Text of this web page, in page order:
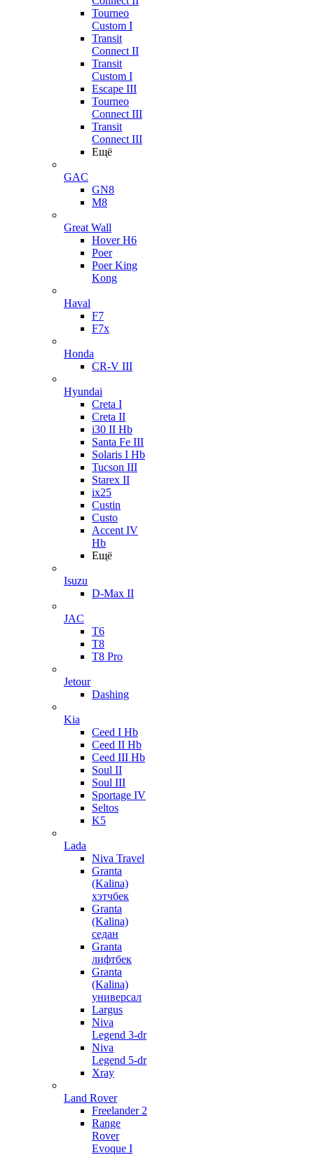
Tourneo
Custom I
Transit
Connect II
Transit
Custom I
Escape III
Tourneo
Connect III
Transit
Connect III
Ещё
GAC
GN8
M8
Great Wall
Hover H6
Poer
Poer King
Kong
Haval
F7
F7x
Honda
CR-V III
Hyundai
Creta I
Creta II
i30 II Hb
Santa Fe III
Solaris I Hb
Tucson III
Starex II
ix25
Custin
Custo
Accent IV
Hb
Ещё
Isuzu
D-Max II
JAC
T6
T8
T8 Pro
Jetour
Dashing
Kia
Ceed I Hb
Ceed II Hb
Ceed III Hb
Soul II
Soul III
Sportage IV
Seltos
K5
Lada
Niva Travel
Granta
(Kalina)
хэтчбек
Granta
(Kalina)
седан
Granta
лифтбек
Granta
(Kalina)
универсал
Largus
Niva
Legend 3-dr
Niva
Legend 5-dr
Xray
Land Rover
Freelander 2
Range
Rover
Evoque I